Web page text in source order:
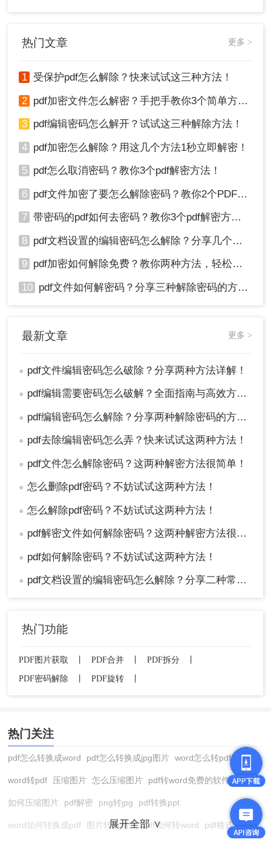
3、添加好需要转换的文件后，点击“开始转
的PDF文件
5、解密完成的文件就可以正常修改编辑啦~
全的解密方法。
以上就是pdf文件编辑密码怎么破除的方法介绍了，
限。在选择解密方法和工具时，请根据自己的需求
和实际情况进行选择，并遵循相应的操作步骤和注
意事项，以确保解密过程的安全性和有效性。
热门文章 更多 >
1 受保护pdf怎么解除？快来试试这三种方法！
2 pdf加密文件怎么解密？手把手教你3个简单方法！
3 pdf编辑密码怎么解开？试试这三种解除方法！
4 pdf加密怎么解除？用这几个方法1秒立即解密！
5 pdf怎么取消密码？教你3个pdf解密方法！
6 pdf文件加密了要怎么解除密码？教你2个PDF解密方法
7 带密码的pdf如何去密码？教你3个pdf解密方法！
8 pdf文档设置的编辑密码怎么解除？分享几个解密方法！
9 pdf加密如何解除免费？教你两种方法，轻松解锁pdf文件！
10 pdf文件如何解密码？分享三种解除密码的方法！
最新文章 更多 >
● pdf文件编辑密码怎么破除？分享两种方法详解！
● pdf编辑需要密码怎么破解？全面指南与高效方法详解！
● pdf编辑密码怎么解除？分享两种解除密码的方法！
● pdf去除编辑密码怎么弄？快来试试这两种方法！
● pdf文件怎么解除密码？这两种解密方法很简单！
● 怎么删除pdf密码？不妨试试这两种方法！
● 怎么解除pdf密码？不妨试试这两种方法！
● pdf解密文件如何解除密码？这两种解密方法很简单
● pdf如何解除密码？不妨试试这两种方法！
● pdf文档设置的编辑密码怎么解除？分享二种常用解除方式！
热门功能
PDF图片获取 PDF合并 PDF拆分
PDF密码解除
PDF旋转
热门关注
pdf怎么转换成word pdf怎么转换成jpg图片 word怎么转pdf
word转pdf 压缩图片 怎么压缩图片 pdf转word免费的软件
如何压缩图片 pdf解密 png转jpg pdf转换ppt
word如何转换成pdf 图片转换格式 pdf如何转word pdf格式转换
展开全部 ∨